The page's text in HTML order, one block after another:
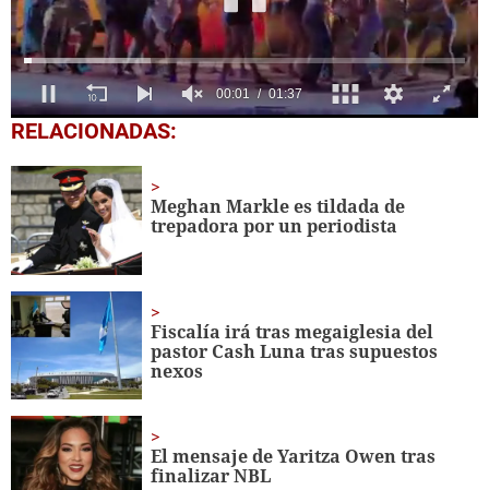
0
seconds
1
minute,
37
seconds
RELACIONADAS:
Meghan Markle es tildada de
trepadora por un periodista
Fiscalía irá tras megaiglesia del
pastor Cash Luna tras supuestos
nexos
El mensaje de Yaritza Owen tras
finalizar NBL